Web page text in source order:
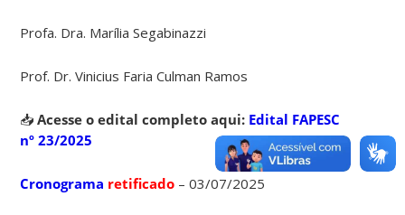
Profa. Dra. Marília Segabinazzi
Prof. Dr. Vinicius Faria Culman Ramos
📥Acesse o edital completo aqui: Edital FAPESC
nº 23/2025
Cronograma retificado – 03/07/2025